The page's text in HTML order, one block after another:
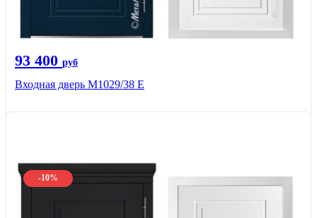
93 400 руб
Входная дверь М1029/38 E
-10%